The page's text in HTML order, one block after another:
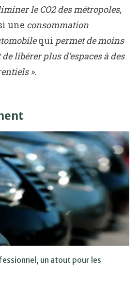
le CO2 des métropoles,
une consommation
qui permet de moins
libérer plus d’espaces à des
».
un atout pour les